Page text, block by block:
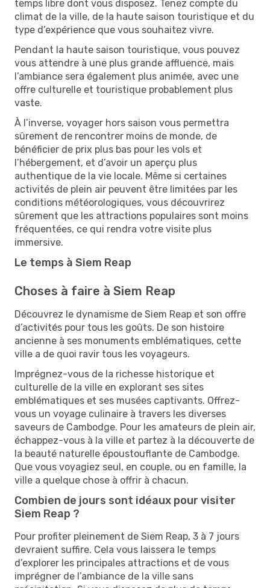
temps libre dont vous disposez. Tenez compte du
climat de la ville, de la haute saison touristique et du
type d’expérience que vous souhaitez vivre.
Pendant la haute saison touristique, vous pouvez
vous attendre à une plus grande affluence, mais
l’ambiance sera également plus animée, avec une
offre culturelle et touristique probablement plus
vaste.
À l’inverse, voyager hors saison vous permettra
sûrement de rencontrer moins de monde, de
bénéficier de prix plus bas pour les vols et
l’hébergement, et d’avoir un aperçu plus
authentique de la vie locale. Même si certaines
activités de plein air peuvent être limitées par les
conditions météorologiques, vous découvrirez
sûrement que les attractions populaires sont moins
fréquentées, ce qui rendra votre visite plus
immersive.
Le temps à Siem Reap
Choses à faire à Siem Reap
Découvrez le dynamisme de Siem Reap et son offre
d’activités pour tous les goûts. De son histoire
ancienne à ses monuments emblématiques, cette
ville a de quoi ravir tous les voyageurs.
Imprégnez-vous de la richesse historique et
culturelle de la ville en explorant ses sites
emblématiques et ses musées captivants. Offrez-
vous un voyage culinaire à travers les diverses
saveurs de Cambodge. Pour les amateurs de plein air,
échappez-vous à la ville et partez à la découverte de
la beauté naturelle époustouflante de Cambodge.
Que vous voyagiez seul, en couple, ou en famille, la
ville a quelque chose à offrir à chacun.
Combien de jours sont idéaux pour visiter
Siem Reap ?
Pour profiter pleinement de Siem Reap, 3 à 7 jours
devraient suffire. Cela vous laissera le temps
d’explorer les principales attractions et de vous
imprégner de l’ambiance de la ville sans